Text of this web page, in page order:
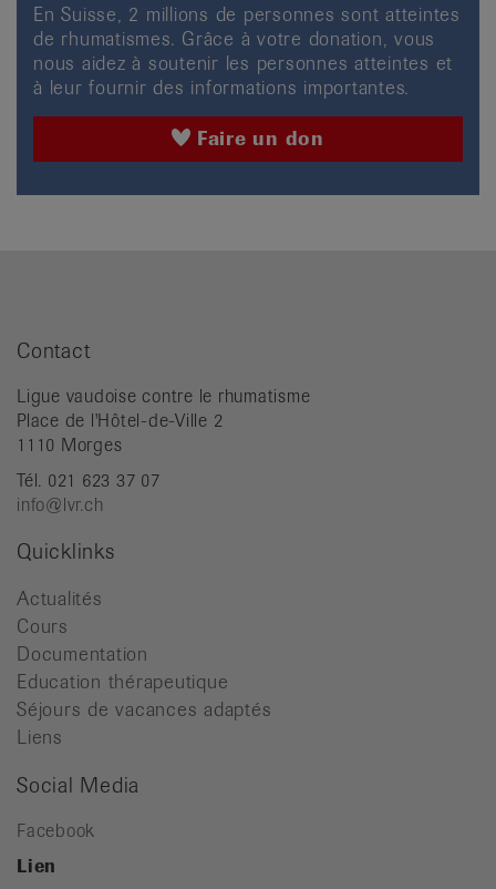
En Suisse, 2 millions de personnes sont atteintes
de rhumatismes. Grâce à votre donation, vous
nous aidez à soutenir les personnes atteintes et
à leur fournir des informations importantes.
Faire un don
Contact
Ligue vaudoise contre le rhumatisme
Place de l'Hôtel-de-Ville 2
1110 Morges
Tél. 021 623 37 07
info@lvr.ch
Quicklinks
Actualités
Cours
Documentation
Education thérapeutique
Séjours de vacances adaptés
Liens
Social Media
Facebook
Lien